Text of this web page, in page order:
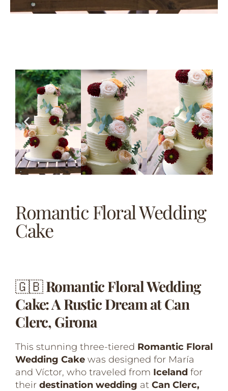
Romantic Floral Wedding
Cake
🇬🇧Romantic Floral Wedding
Cake: A Rustic Dream at Can
Clerc, Girona
This stunning three-tiered Romantic Floral
Wedding Cake was designed for María
and Víctor, who traveled from Iceland for
their destination wedding at Can Clerc,